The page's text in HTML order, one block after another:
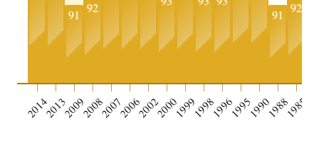
20142013
91
2009
92
2008200720062002200019991998199619951990
91
1988
92
1985